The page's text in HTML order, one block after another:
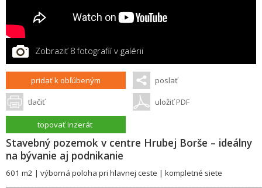
Zobraziť 8 fotografií v galérii
pridať k obľúbeným poslať
tlačiť uložiť PDF
topovať inzerát
Stavebný pozemok v centre Hrubej Borše – ideálny
na bývanie aj podnikanie
601 m2 | výborná poloha pri hlavnej ceste | kompletné siete